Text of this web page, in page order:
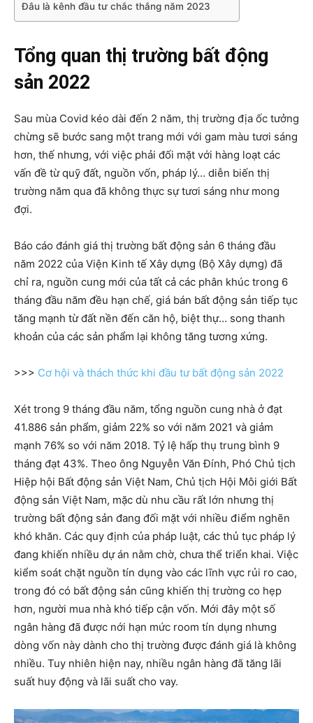
Đâu là kênh đầu tư chắc thắng năm 2023
Tổng quan thị trường bất động
sản 2022
Sau mùa Covid kéo dài đến 2 năm, thị trường địa ốc tưởng
chừng sẽ bước sang một trang mới với gam màu tươi sáng
hơn, thế nhưng, với việc phải đối mặt với hàng loạt các
vấn đề từ quỹ đất, nguồn vốn, pháp lý… diễn biến thị
trường năm qua đã không thực sự tươi sáng như mong
đợi.
Báo cáo đánh giá thị trường bất động sản 6 tháng đầu
năm 2022 của Viện Kinh tế Xây dựng (Bộ Xây dựng) đã
chỉ ra, nguồn cung mới của tất cả các phân khúc trong 6
tháng đầu năm đều hạn chế, giá bán bất động sản tiếp tục
tăng mạnh từ đất nền đến căn hộ, biệt thự… song thanh
khoản của các sản phẩm lại không tăng tương xứng.
>>> Cơ hội và thách thức khi đầu tư bất động sản 2022
Xét trong 9 tháng đầu năm, tổng nguồn cung nhà ở đạt
41.886 sản phẩm, giảm 22% so với năm 2021 và giảm
mạnh 76% so với năm 2018. Tỷ lệ hấp thụ trung bình 9
tháng đạt 43%. Theo ông Nguyễn Văn Đính, Phó Chủ tịch
Hiệp hội Bất động sản Việt Nam, Chủ tịch Hội Môi giới Bất
động sản Việt Nam, mặc dù nhu cầu rất lớn nhưng thị
trường bất động sản đang đối mặt với nhiều điểm nghẽn
khó khăn. Các quy định của pháp luật, các thủ tục pháp lý
đang khiến nhiều dự án nằm chờ, chưa thể triển khai. Việc
kiểm soát chặt nguồn tín dụng vào các lĩnh vực rủi ro cao,
trong đó có bất động sản cũng khiến thị trường co hẹp
hơn, người mua nhà khó tiếp cận vốn. Mới đây một số
ngân hàng đã được nới hạn mức room tín dụng nhưng
dòng vốn này dành cho thị trường được đánh giá là không
nhiều. Tuy nhiên hiện nay, nhiều ngân hàng đã tăng lãi
suất huy động và lãi suất cho vay.